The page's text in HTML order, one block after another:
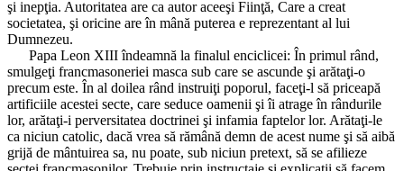
şi inepţia. Autoritatea are ca autor aceeşi Fiinţă, Care a creat
societatea, şi oricine are în mână puterea e reprezentant al lui
Dumnezeu.
Papa Leon XIII îndeamnă la finalul enciclicei: În primul rând,
smulgeţi francmasoneriei masca sub care se ascunde şi arătaţi-o
precum este. În al doilea rând instruiţi poporul, faceţi-l să priceapă
artificiile acestei secte, care seduce oamenii şi îi atrage în rândurile
lor, arătaţi-i perversitatea doctrinei şi infamia faptelor lor. Arătaţi-le
ca niciun catolic, dacă vrea să rămână demn de acest nume şi să aibă
grijă de mântuirea sa, nu poate, sub niciun pretext, să se afilieze